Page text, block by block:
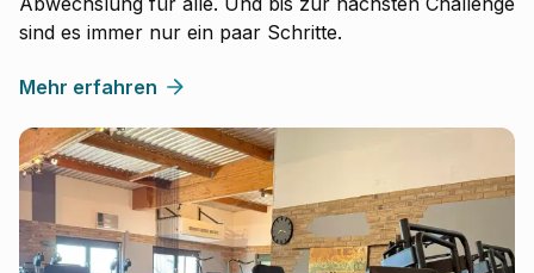
sind es immer nur ein paar Schritte.
Mehr erfahren